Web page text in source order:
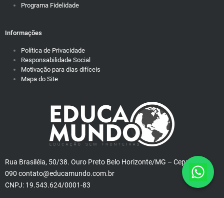
Programa Fidelidade
Informações
Política de Privacidade
Responsabilidade Social
Motivação para dias difíceis
Mapa do Site
Rua Brasiléia, 50/38. Ouro Preto Belo Horizonte/MG – Cep: 31340-
090 contato@educamundo.com.br
CNPJ: 19.543.624/0001-83